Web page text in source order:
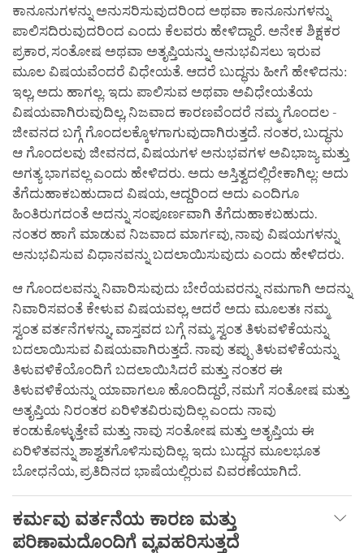
ಕಾನೂನುಗಳನ್ನು ಅನುಸರಿಸುವುದರಿಂದ ಅಥವಾ ಕಾನೂನುಗಳನ್ನು
ಪಾಲಿಸದಿರುವುದರಿಂದ ಎಂದು ಕೆಲವರು ಹೇಳಿದ್ದಾರೆ. ಅನೇಕ ಶಿಕ್ಷಕರ
ಪ್ರಕಾರ, ಸಂತೋಷ ಅಥವಾ ಅತೃಪ್ತಿಯನ್ನು ಅನುಭವಿಸಲು ಇರುವ
ಮೂಲ ವಿಷಯವೆಂದರೆ ವಿಧೇಯತೆ. ಆದರೆ ಬುದ್ಧನು ಹೀಗೆ ಹೇಳಿದನು:
ಇಲ್ಲ, ಅದು ಹಾಗಲ್ಲ. ಇದು ಪಾಲಿಸುವ ಅಥವಾ ಅವಿಧೇಯತೆಯ
ವಿಷಯವಾಗಿರುವುದಿಲ್ಲ, ನಿಜವಾದ ಕಾರಣವೆಂದರೆ ನಮ್ಮ ಗೊಂದಲ -
ಜೀವನದ ಬಗ್ಗೆ ಗೊಂದಲಕ್ಕೊಳಗಾಗುವುದಾಗಿರುತ್ತದೆ. ನಂತರ, ಬುದ್ಧನು
ಆ ಗೊಂದಲವು ಜೀವನದ, ವಿಷಯಗಳ ಅನುಭವಗಳ ಅವಿಭಾಜ್ಯ ಮತ್ತು
ಅಗತ್ಯ ಭಾಗವಲ್ಲ ಎಂದು ಹೇಳಿದರು. ಅದು ಅಸ್ತಿತ್ವದಲ್ಲಿರೇಕಾಗಿಲ್ಲ: ಅದು
ತೆಗೆದುಹಾಕಬಹುದಾದ ವಿಷಯ, ಆದ್ದರಿಂದ ಅದು ಎಂದಿಗೂ
ಹಿಂತಿರುಗದಂತೆ ಅದನ್ನು ಸಂಪೂರ್ಣವಾಗಿ ತೆಗೆದುಹಾಕಬಹುದು.
ನಂತರ ಹಾಗೆ ಮಾಡುವ ನಿಜವಾದ ಮಾರ್ಗವು, ನಾವು ವಿಷಯಗಳನ್ನು
ಅನುಭವಿಸುವ ವಿಧಾನವನ್ನು ಬದಲಾಯಿಸುವುದು ಎಂದು ಹೇಳಿದರು.
ಆ ಗೊಂದಲವನ್ನು ನಿವಾರಿಸುವುದು ಬೇರೆಯವರನ್ನು ನಮಗಾಗಿ ಅದನ್ನು
ನಿವಾರಿಸವಂತೆ ಕೇಳುವ ವಿಷಯವಲ್ಲ, ಆದರೆ ಅದು ಮೂಲತಃ ನಮ್ಮ
ಸ್ವಂತ ವರ್ತನೆಗಳನ್ನು, ವಾಸ್ತವದ ಬಗ್ಗೆ ನಮ್ಮ ಸ್ವಂತ ತಿಳುವಳಿಕೆಯನ್ನು
ಬದಲಾಯಿಸುವ ವಿಷಯವಾಗಿರುತ್ತದೆ. ನಾವು ತಪ್ಪು ತಿಳುವಳಿಕೆಯನ್ನು
ತಿಳುವಳಿಕೆಯೊಂದಿಗೆ ಬದಲಾಯಿಸಿದರೆ ಮತ್ತು ನಂತರ ಈ
ತಿಳುವಳಿಕೆಯನ್ನು ಯಾವಾಗಲೂ ಹೊಂದಿದ್ದರೆ, ನಮಗೆ ಸಂತೋಷ ಮತ್ತು
ಅತೃಪ್ತಿಯ ನಿರಂತರ ಏರಿಳಿತವಿರುವುದಿಲ್ಲ ಎಂದು ನಾವು
ಕಂಡುಕೊಳ್ಳುತ್ತೇವೆ ಮತ್ತು ನಾವು ಸಂತೋಷ ಮತ್ತು ಅತೃಪ್ತಿಯ ಈ
ಏರಿಳಿತವನ್ನು ಶಾಶ್ವತಗೊಳಿಸುವುದಿಲ್ಲ. ಇದು ಬುದ್ಧನ ಮೂಲಭೂತ
ಬೋಧನೆಯ, ಪ್ರತಿದಿನದ ಭಾಷೆಯಲ್ಲಿರುವ ವಿವರಣೆಯಾಗಿದೆ.
ಕರ್ಮವು ವರ್ತನೆಯ ಕಾರಣ ಮತ್ತು
ಪರಿಣಾಮದೊಂದಿಗೆ ವ್ಯವಹರಿಸುತ್ತದೆ